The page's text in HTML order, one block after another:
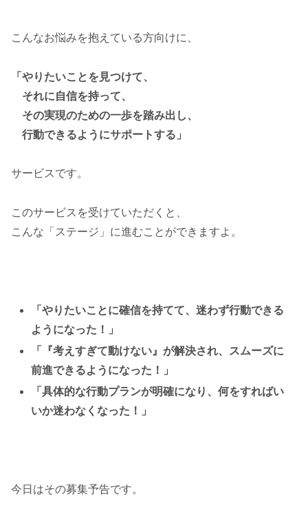
こんなお悩みを抱えている方向けに、
「やりたいことを見つけて、
それに自信を持って、
その実現のための一歩を踏み出し、
行動できるようにサポートする」
サービスです。
このサービスを受けていただくと、
こんな「ステージ」に進むことができますよ。
「やりたいことに確信を持てて、迷わず行動できる
ようになった！」
「『考えすぎて動けない』が解決され、スムーズに
前進できるようになった！」
「具体的な行動プランが明確になり、何をすればい
いか迷わなくなった！」
今日はその募集予告です。